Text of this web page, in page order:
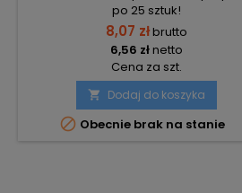
po 25 sztuk!
8,07 złbrutto
6,56 złnetto
Cena za szt.
 Dodaj do koszyka
 Obecnie brak na stanie